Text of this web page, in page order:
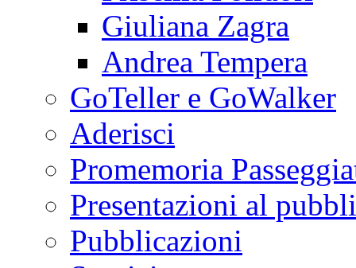
Giuliana Zagra
Andrea Tempera
GoTeller e GoWalker
Aderisci
Promemoria
Presentazioni al
Pubblicazioni